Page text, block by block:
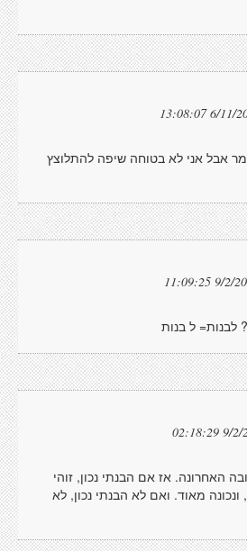
6/11/2005
אבל אני לא בטוחה שיפה להתלוצץ
9/2/2006
לבנות= ל בנות
9/2/
האחרונה. אז אם הבנתי נכון, זוהי
מאוד. ואם לא הבנתי נכון, לא